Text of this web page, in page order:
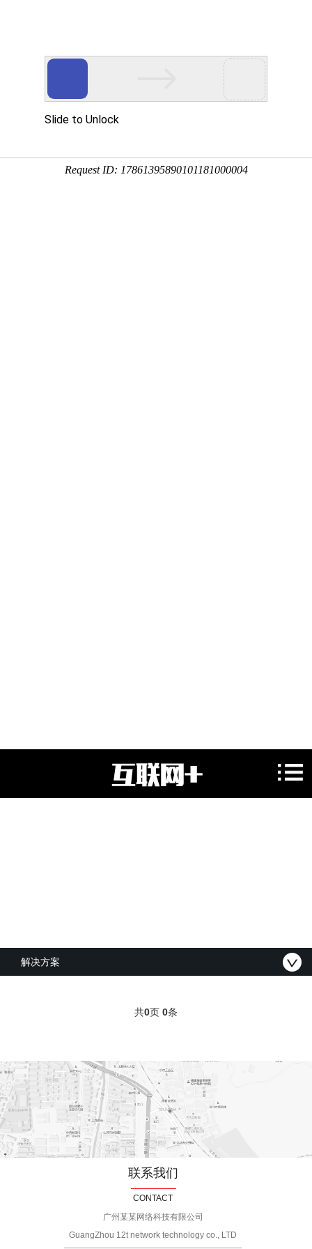
解决方案
共0页 0条
联系我们
CONTACT
广州某某网络科技有限公司
GuangZhou 12t network technology co., LTD